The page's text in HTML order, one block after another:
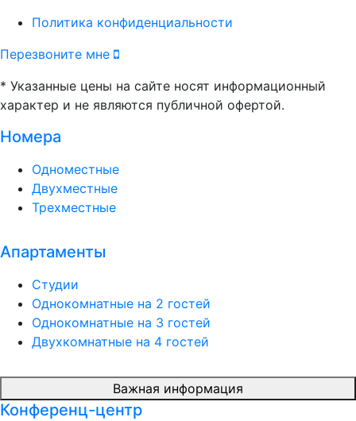
Политика конфиденциальности
Перезвоните мне
* Указанные цены на сайте носят информационный
характер и не являются публичной офертой.
Номера
Одноместные
Двухместные
Трехместные
Апартаменты
Студии
Однокомнатные на 2 гостей
Однокомнатные на 3 гостей
Двухкомнатные на 4 гостей
Важная информация
Конференц-центр